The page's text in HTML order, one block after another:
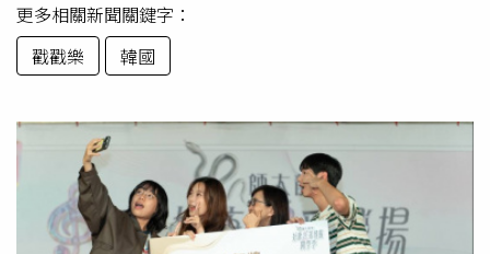
更多相關新聞關鍵字：
戳戳樂
韓國